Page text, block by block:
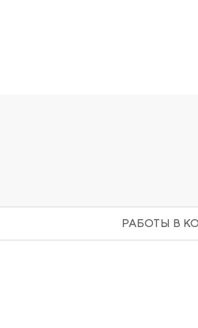
РАБОТЫ В